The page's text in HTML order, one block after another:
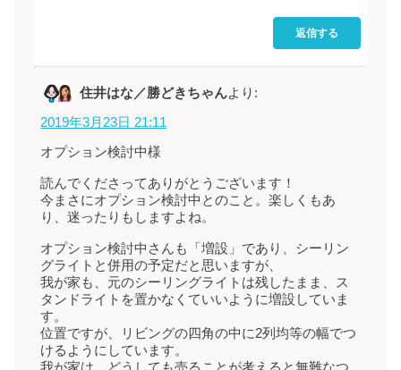
返信する
住井はな／勝どきちゃんより:
2019年3月23日 21:11
オプション検討中様
読んでくださってありがとうございます！
今まさにオプション検討中とのこと。楽しくもあ
り、迷ったりもしますよね。
オプション検討中さんも「増設」であり、シーリン
グライトと併用の予定だと思いますが、
我が家も、元のシーリングライトは残したまま、ス
タンドライトを置かなくていいように増設していま
す。
位置ですが、リビングの四角の中に2列均等の幅でつ
けるようにしています。